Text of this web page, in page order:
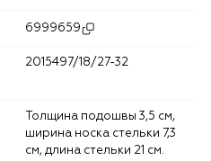
6999659
2015497/18/27-32
ширина носка стельки 7,3
см, длина стельки 21 см.